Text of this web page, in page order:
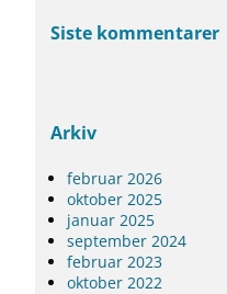
Siste kommentarer
Arkiv
februar 2026
oktober 2025
januar 2025
september 2024
februar 2023
oktober 2022